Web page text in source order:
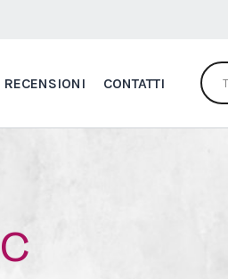
RECENSIONI CONTATTI